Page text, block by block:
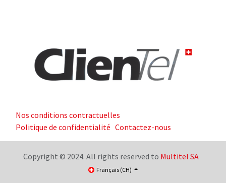
Nos conditions contractuelles
Politique de confidentialité Contactez-nous
Copyright © 2024. All rights reserved to Multitel SA
Français (CH)